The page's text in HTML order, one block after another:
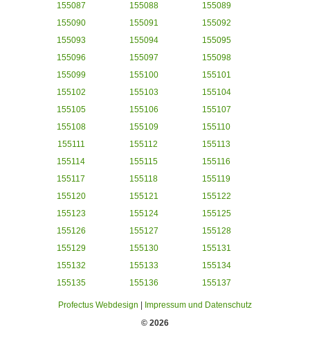
155087
155088
155089
155090
155091
155092
155093
155094
155095
155096
155097
155098
155099
155100
155101
155102
155103
155104
155105
155106
155107
155108
155109
155110
155111
155112
155113
155114
155115
155116
155117
155118
155119
155120
155121
155122
155123
155124
155125
155126
155127
155128
155129
155130
155131
155132
155133
155134
155135
155136 155137
Profectus Webdesign
Impressum und Datenschutz
© 2026